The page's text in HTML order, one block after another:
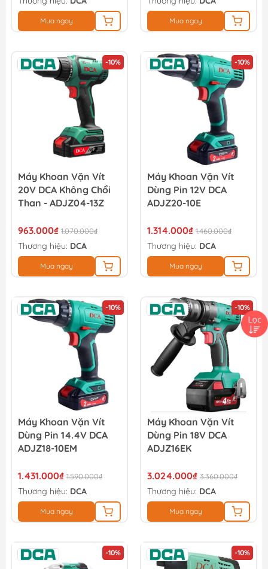
Mua ngay Mua ngay
-10%
Máy Khoan Vặn Vít
20V DCA Không Chổi
Than - ADJZ04-13Z
963.000₫ 1.070.000₫
Thương hiệu: DCA
Mua ngay
-10%
Máy Khoan Vặn Vít
Dùng Pin 12V DCA
ADJZ20-10E
1.314.000₫ 1.460.000₫
Thương hiệu: DCA
Mua ngay
-10%
Máy Khoan Vặn Vít
Dùng Pin 14.4V DCA
ADJZ18-10EM
1.431.000₫ 1.590.000₫
Thương hiệu: DCA
Mua ngay
-10%
Máy Khoan Vặn Vít
Dùng Pin 18V DCA
ADJZ16EK
3.024.000₫ 3.360.000₫
Thương hiệu: DCA
Mua ngay
-10% -10%